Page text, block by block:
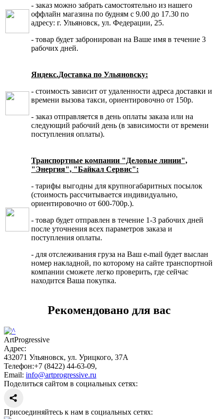
- заказ можно забрать самостоятельно из нашего
оффлайн магазина по будням с 9.00 до 17.30 по
адресу: г. Ульяновск, ул. Федерации, 25.
- товар будет забронирован на Ваше имя в течение 3
рабочих дней.
Яндекс.Доставка по Ульяновску:
- стоимость зависит от удаленности адреса доставки и
времени вызова такси, ориентировочно от 150р.
- заказ отправляется в день оплаты заказа или на
следующий рабочий день (в зависимости от времени
поступления оплаты).
Транспортные компании "Деловые линии",
"Энергия", "Байкал Сервис":
- тарифы выгодны для крупногабаритных посылок
(стоимость рассчитывается индивидуально,
ориентировочно от 600-700р.).
- товар будет отправлен в течение 1-3 рабочих дней
после уточнения всех параметров заказа и
поступления оплаты.
- для отслеживания груза на Ваш e-mail будет выслан
номер накладной, по которому на сайте транспортной
компании сможете легко проверить, где сейчас
находится Ваша покупка.
Рекомендовано для вас
ArtProgressive
Адрес:
432071 Ульяновск, ул. Урицкого, 37А
Телефон:+7 (8422) 44-63-09,
Email: info@artprogressive.ru
Поделиться сайтом в социальных сетях:
Присоединяйтесь к нам в социальных сетях: